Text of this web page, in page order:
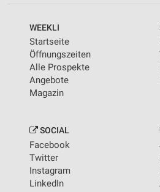
WEEKLI
Startseite
Öffnungszeiten
Alle Prospekte
Angebote
Magazin
SOCIAL
Facebook
Twitter
Instagram
LinkedIn